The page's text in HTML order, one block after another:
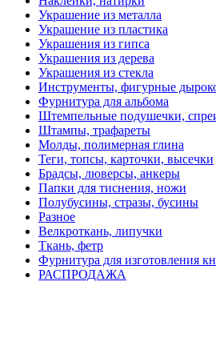
Украшение из металла
Украшение из пластика
Украшения из гипса
Украшения из дерева
Украшения из стекла
Инструменты, фигурные
Фурнитура для альбома
Штемпельные подушечки,
Штампы, трафареты
Молды, полимерная глина
Теги, топсы, карточки, высечки
Брадсы, люверсы, анкеры
Папки для тиснения, ножи
Полубусины, стразы, бусины
Разное
Велкроткань, липучки
Ткань, фетр
Фурнитура для изготовления
РАСПРОДАЖА